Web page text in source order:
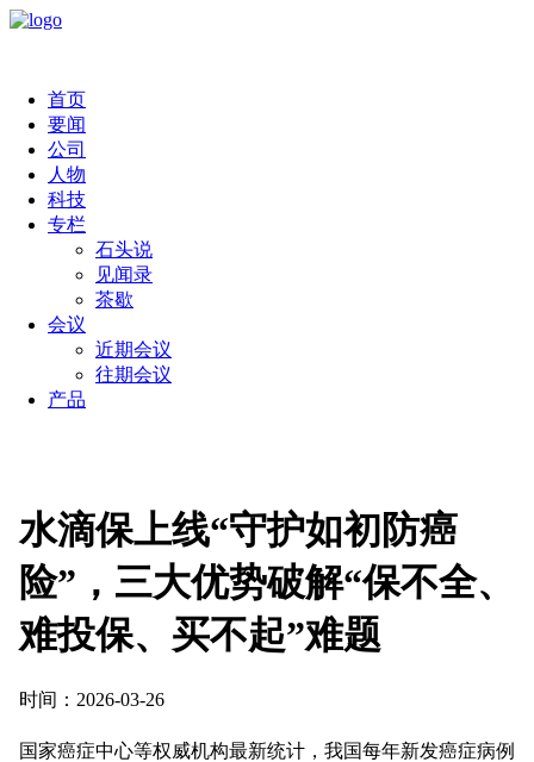
首页
要闻
公司
人物
科技
专栏
石头说
见闻录
茶歇
会议
近期会议
往期会议
产品
水滴保上线“守护如初防癌
险”，三大优势破解“保不全、
难投保、买不起”难题
时间：2026-03-26
国家癌症中心等权威机构最新统计，我国每年新发癌症病例